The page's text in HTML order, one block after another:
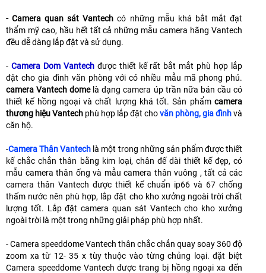
- Camera quan sát Vantech có những mẫu khá bắt mắt đạt
thẩm mỹ cao, hầu hết tất cả những mẫu camera hãng Vantech
đều dễ dàng lắp đặt và sử dụng.
- Camera Dom Vantechđược thiết kế rất bắt mắt phù hợp lắp
đặt cho gia đình văn phòng với có nhiều mẫu mã phong phú.
camera Vantech domelà dạng camera úp trần nữa bán cầu có
thiết kế hồng ngoại và chất lượng khá tốt. Sản phẩm camera
thương hiệu Vantech phù hợp lắp đặt chovăn phòng, gia đìnhvà
căn hộ.
-Camera Thân Vantech là một trong những sản phẩm được thiết
kế chắc chắn thân bằng kim loại, chân đế dài thiết kế đẹp, có
mẫu camera thân ống và mẫu camera thân vuông , tất cả các
camera thân Vantech được thiết kế chuẩn ip66 và 67 chống
thấm nước nên phù hợp, lắp đặt cho kho xưởng ngoài trời chất
lượng tốt. Lắp đặt camera quan sát Vantech cho kho xưởng
ngoài trời là một trong những giải pháp phù hợp nhất.
- Camera speeddome Vantech thân chắc chắn quay soay 360 độ
zoom xa từ 12- 35 x tùy thuộc vào từng chủng loại. đặt biệt
Camera speeddome Vantech được trang bị hồng ngoại xa đến